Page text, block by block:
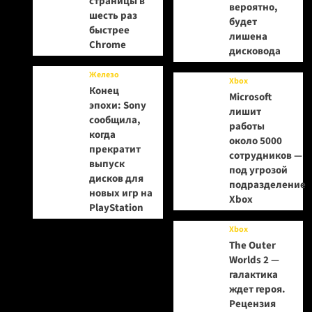
шесть раз
быстрее
Chrome
Железо
Конец
эпохи: Sony
сообщила,
когда
прекратит
выпуск
дисков для
новых игр на
PlayStation
вероятно,
будет
лишена
дисковода
Xbox
Microsoft
лишит
работы
около 5000
сотрудников —
под угрозой
подразделение
Xbox
Xbox
The Outer
Worlds 2 —
галактика
ждет героя.
Рецензия